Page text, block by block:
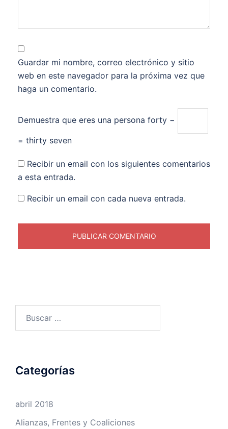
Guardar mi nombre, correo electrónico y sitio
web en este navegador para la próxima vez que
haga un comentario.
Demuestra que eres una persona forty −
= thirty seven
Recibir un email con los siguientes comentarios
a esta entrada.
Recibir un email con cada nueva entrada.
Categorías
abril 2018
Alianzas, Frentes y Coaliciones